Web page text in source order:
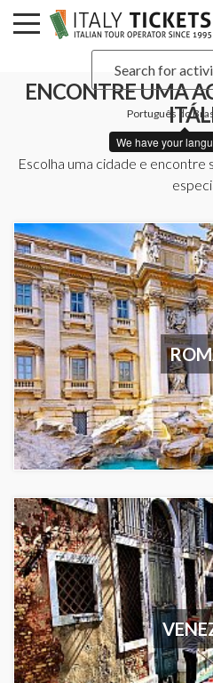
Português do
We have your
ENCONTRE UMA
Escolha uma cidade e encontre